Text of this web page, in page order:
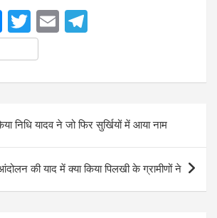
M
e
s
s
n
g
e
T
w
i
t
e
r
E
i
l
e
r
a
m
निधि यादव ने जो फिर सुर्खियों में आया नाम
की याद में क्या किया पिलखी के ग्रामीणों ने